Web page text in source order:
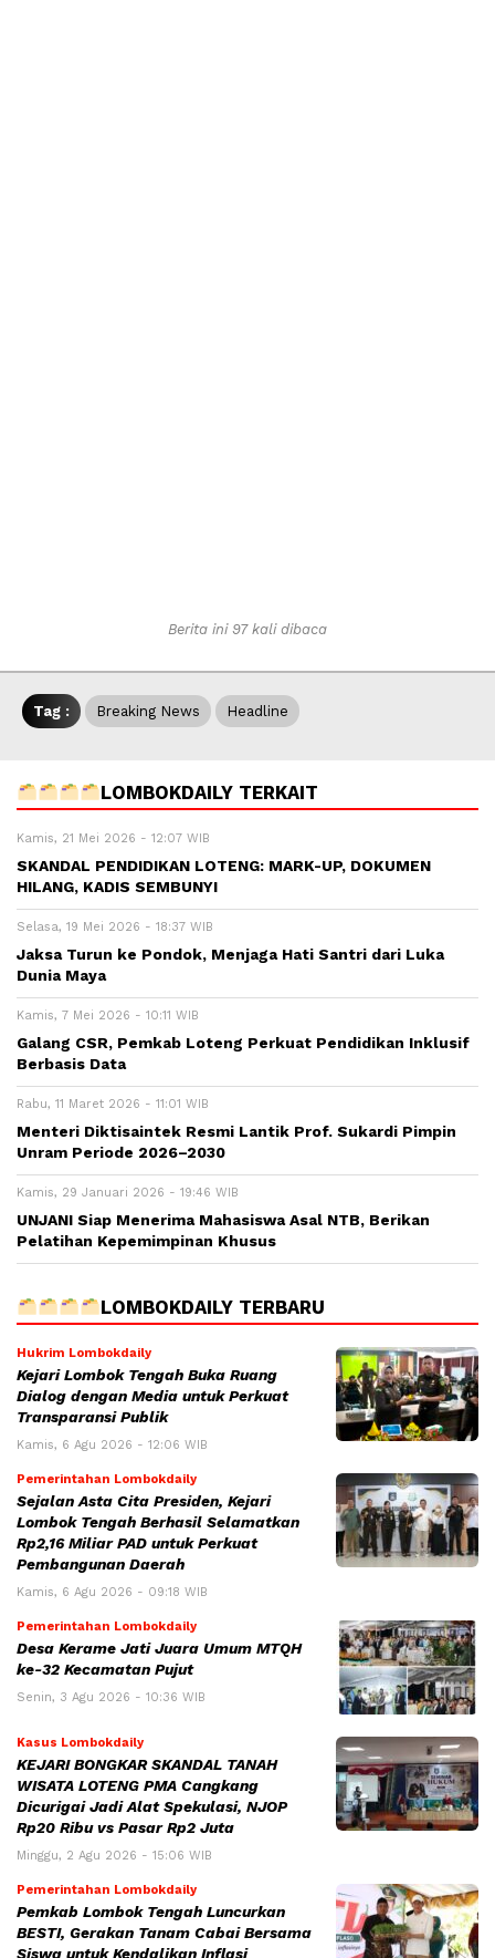
Berita ini 97 kali dibaca
Tag : Breaking News Headline
LOMBOKDAILY TERKAIT
Kamis, 21 Mei 2026 - 12:07 WIB
SKANDAL PENDIDIKAN LOTENG: MARK-UP, DOKUMEN
HILANG, KADIS SEMBUNYI
Selasa, 19 Mei 2026 - 18:37 WIB
Jaksa Turun ke Pondok, Menjaga Hati Santri dari Luka
Dunia Maya
Kamis, 7 Mei 2026 - 10:11 WIB
Galang CSR, Pemkab Loteng Perkuat Pendidikan Inklusif
Berbasis Data
Rabu, 11 Maret 2026 - 11:01 WIB
Menteri Diktisaintek Resmi Lantik Prof. Sukardi Pimpin
Unram Periode 2026–2030
Kamis, 29 Januari 2026 - 19:46 WIB
UNJANI Siap Menerima Mahasiswa Asal NTB, Berikan
Pelatihan Kepemimpinan Khusus
LOMBOKDAILY TERBARU
Hukrim Lombokdaily
Kejari Lombok Tengah Buka Ruang
Dialog dengan Media untuk Perkuat
Transparansi Publik
Kamis, 6 Agu 2026 - 12:06 WIB
Pemerintahan Lombokdaily
Sejalan Asta Cita Presiden, Kejari
Lombok Tengah Berhasil Selamatkan
Rp2,16 Miliar PAD untuk Perkuat
Pembangunan Daerah
Kamis, 6 Agu 2026 - 09:18 WIB
Pemerintahan Lombokdaily
Desa Kerame Jati Juara Umum MTQH
ke-32 Kecamatan Pujut
Senin, 3 Agu 2026 - 10:36 WIB
Kasus Lombokdaily
KEJARI BONGKAR SKANDAL TANAH
WISATA LOTENG PMA Cangkang
Dicurigai Jadi Alat Spekulasi, NJOP
Rp20 Ribu vs Pasar Rp2 Juta
Minggu, 2 Agu 2026 - 15:06 WIB
Pemerintahan Lombokdaily
Pemkab Lombok Tengah Luncurkan
BESTI, Gerakan Tanam Cabai Bersama
Siswa untuk Kendalikan Inflasi